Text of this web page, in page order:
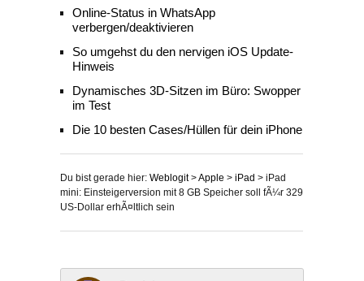
Online-Status in WhatsApp
verbergen/deaktivieren
So umgehst du den nervigen iOS Update-
Hinweis
Dynamisches 3D-Sitzen im Büro: Swopper
im Test
Die 10 besten Cases/Hüllen für dein iPhone
Du bist gerade hier: Weblogit>Apple > iPad > iPad
mini: Einsteigerversion mit 8 GB Speicher soll fÃ¼r 329
US-Dollar erhÃ¤ltlich sein